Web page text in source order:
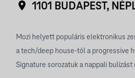
1101 BUDAPEST,
Mozi helyett populáris elektronikus
a tech/deep house-tól a progressive
Signature sorozatuk a nappali